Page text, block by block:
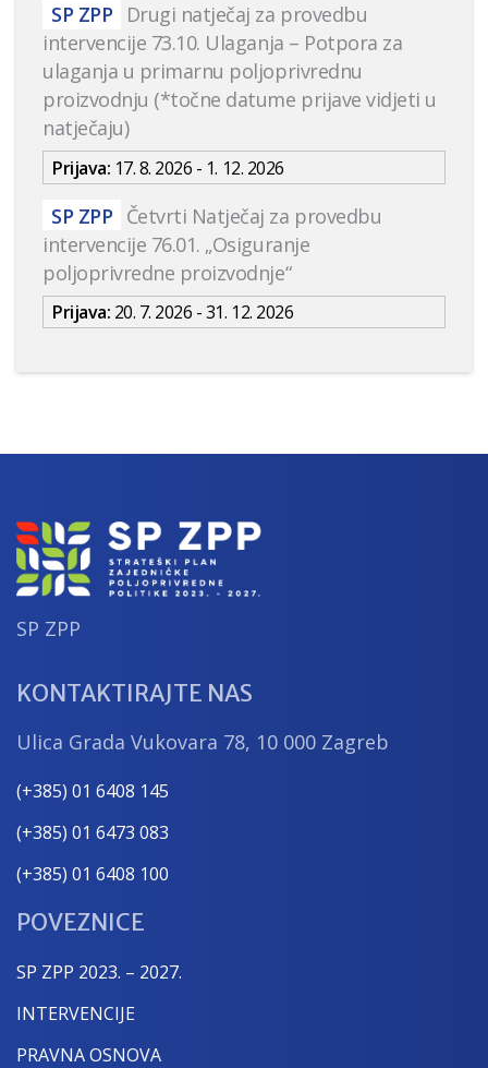
SP ZPP
Drugi natječaj za provedbu
intervencije 73.10. Ulaganja – Potpora za
ulaganja u primarnu poljoprivrednu
proizvodnju (*točne datume prijave vidjeti u
natječaju)
Prijava: 17. 8. 2026 - 1. 12. 2026
SP ZPP Četvrti Natječaj za provedbu
intervencije 76.01. „Osiguranje
poljoprivredne proizvodnje“
Prijava: 20. 7. 2026 - 31. 12. 2026
SP ZPP
KONTAKTIRAJTE NAS
Ulica Grada Vukovara 78, 10 000 Zagreb
(+385) 01 6408 145
(+385) 01 6473 083
(+385) 01 6408 100
POVEZNICE
SP ZPP 2023. – 2027.
INTERVENCIJE
PRAVNA OSNOVA